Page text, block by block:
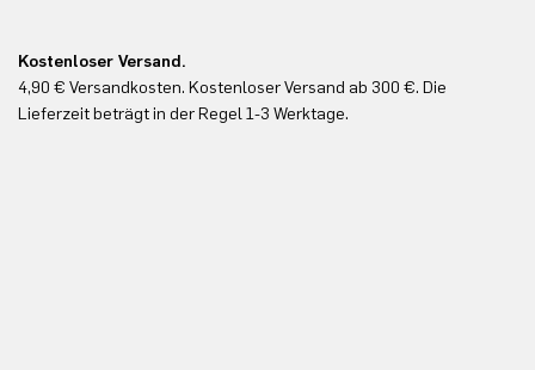
Kostenloser Versand.
4,90 € Versandkosten. Kostenloser Versand ab 300 €. Die
Lieferzeit beträgt in der Regel 1-3 Werktage.